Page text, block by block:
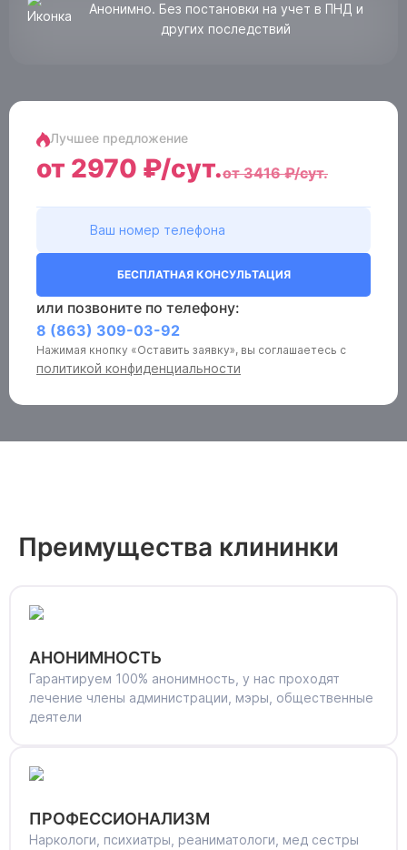
от 2970 ₽/сут.от 3416 ₽/сут.
Лучшее предложение
БЕСПЛАТНАЯ КОНСУЛЬТАЦИЯ
или позвоните по телефону:
8 (863) 309-03-92
Нажимая кнопку «Оставить заявку», вы соглашаетесь с
политикой конфиденциальности
Анонимно. Без постановки на учет в ПНД и
других последствий
Преимущества клининки
АНОНИМНОСТЬ
Гарантируем 100% анонимность, у нас проходят
лечение члены администрации, мэры, общественные
деятели
ПРОФЕССИОНАЛИЗМ
Наркологи, психиатры, реаниматологи, мед сестры